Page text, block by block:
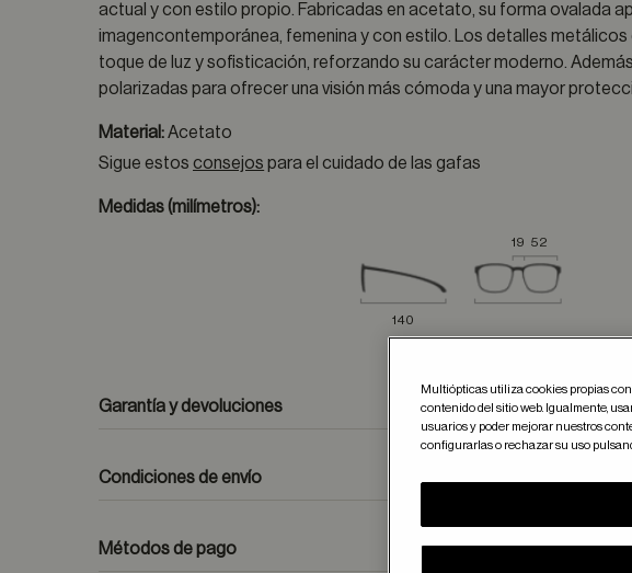
actual y con estilo propio. Fabricadas en acetato, su forma ovalada
imagencontemporánea, femenina y con estilo. Los detalles metálicos
toque de luz y sofisticación, reforzando su carácter moderno.
polarizadas para ofrecer una visión más cómoda y una mayor
Material:Acetato
Sigue estosconsejos para el cuidado de las gafas
Medidas (milímetros):
19 52
140
Garantía y devoluciones
formulario de contacto
Condiciones de envío
Métodos de pago
Multiópticas utiliza cookies propias
contenido del sitio web. Igualmente,
usuarios y poder mejorar nuestros
configurarlas o rechazar su uso